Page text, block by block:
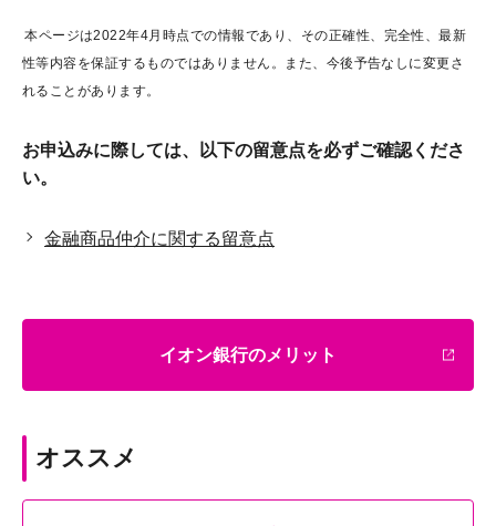
本ページは2022年4月時点での情報であり、その正確性、完全性、最新
性等内容を保証するものではありません。また、今後予告なしに変更さ
れることがあります。
お申込みに際しては、以下の留意点を必ずご確認くださ
い。
金融商品仲介に関する留意点
イオン銀行のメリット
オススメ